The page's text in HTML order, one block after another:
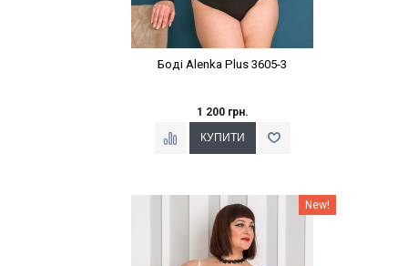
Боді Alenka Plus 3605-3
1 200 грн.
Наклейки Варіант з % New!